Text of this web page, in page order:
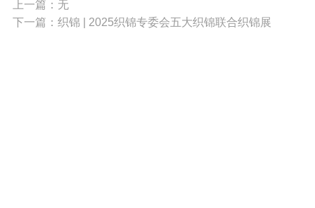
上一篇：无
下一篇：织锦 | 2025织锦专委会五大织锦联合织锦展